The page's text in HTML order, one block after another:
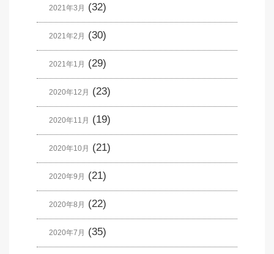
2021年3月 (32)
2021年2月 (30)
2021年1月 (29)
2020年12月 (23)
2020年11月 (19)
2020年10月 (21)
2020年9月 (21)
2020年8月 (22)
2020年7月 (35)